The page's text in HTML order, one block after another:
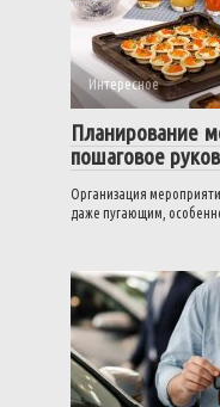
Интересное
Планирование
пошаговое
Организация
даже пугающим,